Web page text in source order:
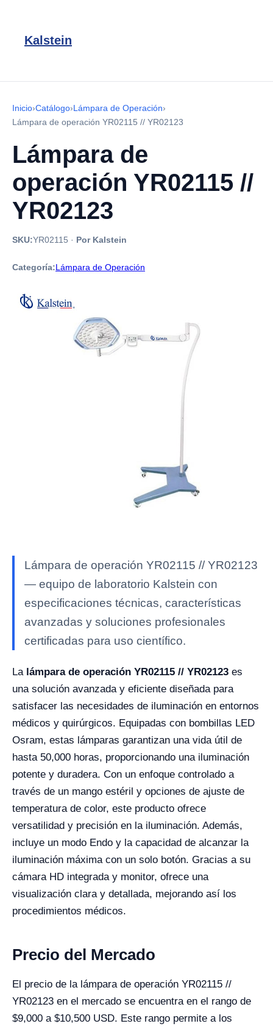
Kalstein
Inicio›Catálogo›Lámpara de Operación›
Lámpara de operación YR02115 // YR02123
Lámpara de
operación YR02115 //
YR02123
SKU:YR02115 · Por Kalstein
Categoría:Lámpara de Operación
Lámpara de operación YR02115 // YR02123
— equipo de laboratorio Kalstein con
especificaciones técnicas, características
avanzadas y soluciones profesionales
certificadas para uso científico.
La lámpara de operación YR02115 // YR02123 es
una solución avanzada y eficiente diseñada para
satisfacer las necesidades de iluminación en entornos
médicos y quirúrgicos. Equipadas con bombillas LED
Osram, estas lámparas garantizan una vida útil de
hasta 50,000 horas, proporcionando una iluminación
potente y duradera. Con un enfoque controlado a
través de un mango estéril y opciones de ajuste de
temperatura de color, este producto ofrece
versatilidad y precisión en la iluminación. Además,
incluye un modo Endo y la capacidad de alcanzar la
iluminación máxima con un solo botón. Gracias a su
cámara HD integrada y monitor, ofrece una
visualización clara y detallada, mejorando así los
procedimientos médicos.
Precio del Mercado
El precio de la lámpara de operación YR02115 //
YR02123 en el mercado se encuentra en el rango de
$9,000 a $10,500 USD. Este rango permite a los